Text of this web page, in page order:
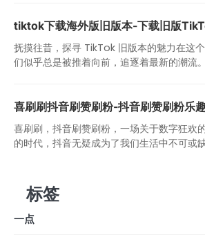
tiktok下载海外版旧版本-下载旧版
抚摸往昔，探寻 TikTok 旧版本的魅力在这
们似乎总是被推着向前，追逐着最新的潮流
喜刷刷抖音刷赞刷粉-抖音刷赞刷粉乐
喜刷刷，抖音刷赞刷粉，一场关于数字狂欢
的时代，抖音无疑成为了我们生活中不可或
标签
一点